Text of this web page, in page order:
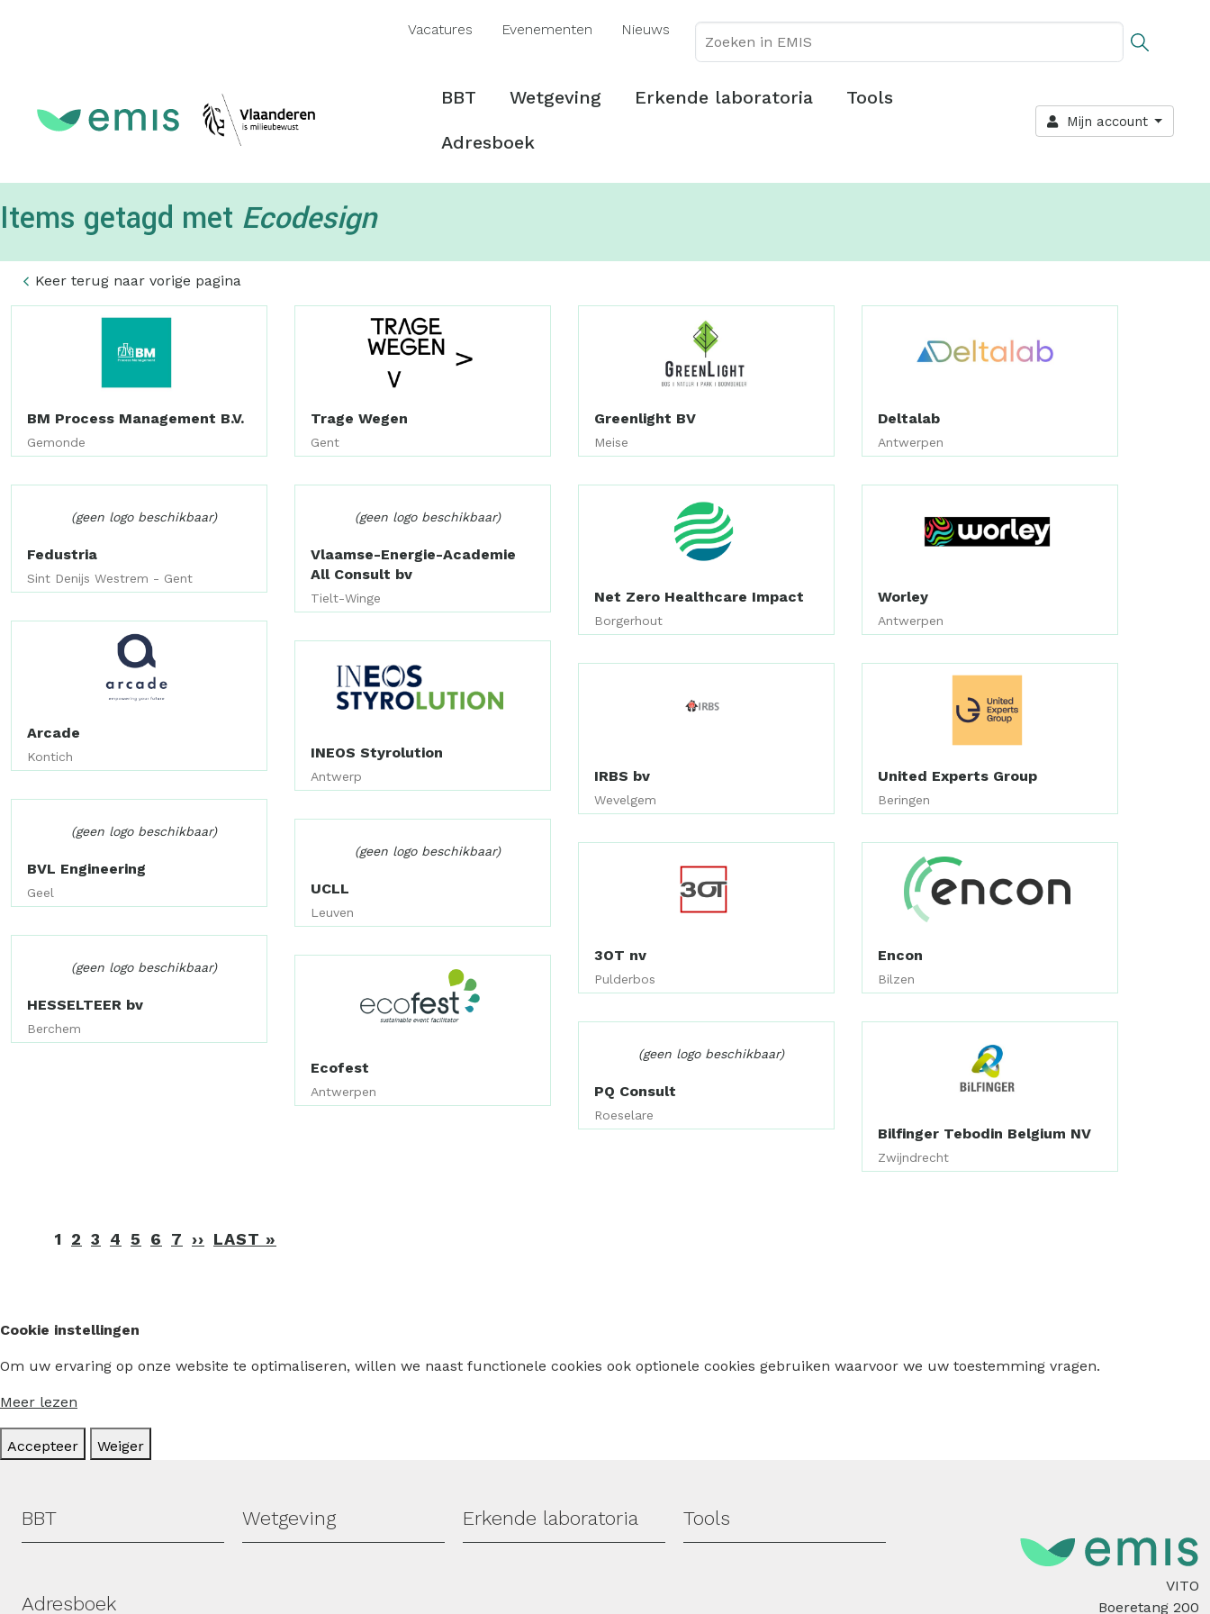
inhoud
Vacatures Evenementen Nieuws
Hoofdmenu
BBT Wetgeving Erkende laboratoria Tools
Adresboek
Mijn account
Items getagd met Ecodesign
Keer terug naar vorige pagina
BM Process Management B.V.
Gemonde
Trage Wegen
Gent
Greenlight BV
Meise
Deltalab
Antwerpen
(geen logo beschikbaar)
Fedustria
Sint Denijs Westrem - Gent
(geen logo beschikbaar)
Vlaamse-Energie-Academie
All Consult bv
Tielt-Winge Net Zero Healthcare Impact
Borgerhout
Worley
Antwerpen
Arcade
Kontich INEOS Styrolution
Antwerp IRBS bv
Wevelgem
United Experts Group
Beringen
(geen logo beschikbaar)
BVL Engineering
Geel
(geen logo beschikbaar)
UCLL
Leuven
3OT nv
Pulderbos
Encon
Bilzen
(geen logo beschikbaar)
HESSELTEER bv
Berchem
Ecofest
Antwerpen
(geen logo beschikbaar)
PQ Consult
Roeselare
Bilfinger Tebodin Belgium NV
Zwijndrecht
Paginering
1 2 3 4 5 6 7 ›› VOLGENDE
LAST »
Cookie instellingen
Om uw ervaring op onze website te optimaliseren, willen we naast functionele cookies ook optionele cookies gebruiken waarvoor we uw toestemming vragen.
Meer lezen
Accepteer Weiger
Hoofdmenu
BBT Wetgeving Erkende laboratoria Tools
Adresboek
VITO
Boeretang 200